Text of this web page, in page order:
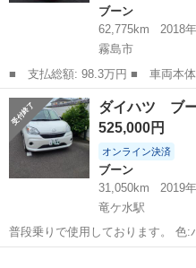
ブーン
62,775km
2018年
霧島市
■ 支払総額: 98.3万円 ■ 車両本体価格： 898,000 円 ■ メーカー
名： ダイハツ ■ 車種名： ブ
ＳＡＩＩＩ 盗難防止装置 ＥＳ
ステアリング...
鹿児島 霧島市 ブーン
ダイハツ ブ
525,000円
オンライン決済
ブーン
31,050km
2019年
竜ケ水駅
普段乗りで使用しております。 色:パールホワイト 初年度登録:平成30
年12月 現走行距離:31050キロ 型式:M700S 次回車検日:令和5年12月14